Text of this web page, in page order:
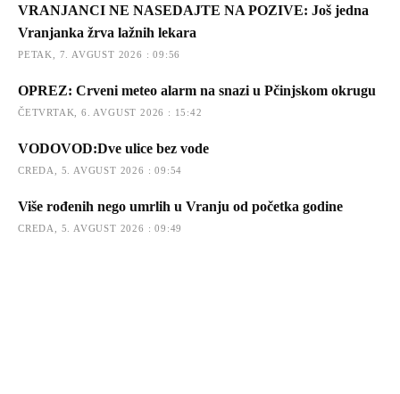
VRANJANCI NE NASEDAJTE NA POZIVE: Još jedna
Vranjanka žrva lažnih lekara
PETAK, 7. AVGUST 2026 : 09:56
OPREZ: Crveni meteo alarm na snazi u Pčinjskom okrugu
ČETVRTAK, 6. AVGUST 2026 : 15:42
VODOVOD:Dve ulice bez vode
CREDA, 5. AVGUST 2026 : 09:54
Više rođenih nego umrlih u Vranju od početka godine
CREDA, 5. AVGUST 2026 : 09:49